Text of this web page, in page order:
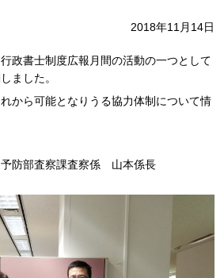
2018年11月14日
政書士制度広報月間の活動の一つとして
ました。
から可能となりうる協力体制について情
防部査察課査察係 山本係長